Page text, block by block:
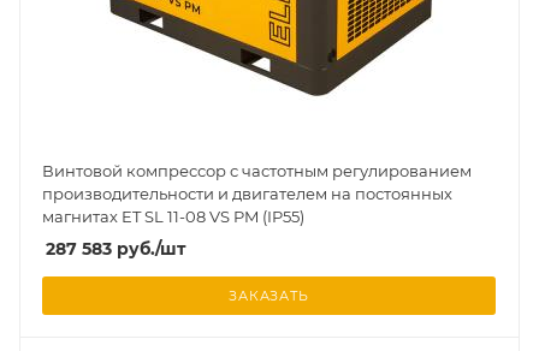
Винтовой компрессор с частотным регулированием
производительности и двигателем на постоянных
магнитах ET SL 11-08 VS PM (IP55)
287 583 руб./шт
ЗАКАЗАТЬ